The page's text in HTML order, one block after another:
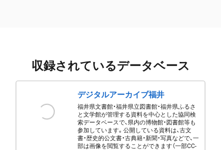
収録されているデータベース
デジタルアーカイブ福井
福井県文書館・福井県立図書館・福井県ふるさ
と文学館が管理する資料を中心とした協同検
索データベースで、県内の博物館・図書館等も
参加しています。公開している資料は、古文
書・歴史的公文書・古典籍・新聞・写真などで、一
部は画像を閲覧することができます（一部CC-